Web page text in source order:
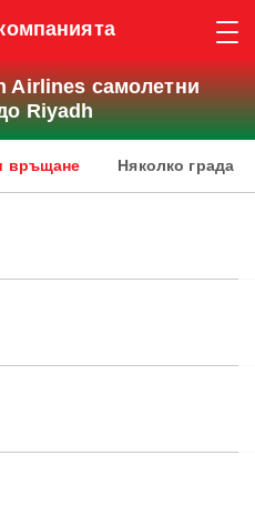
Airlines самолетни
Riyadh
връщане Няколко града